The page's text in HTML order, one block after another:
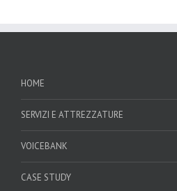
HOME
SERVIZI E ATTREZZATURE
VOICEBANK
CASE STUDY